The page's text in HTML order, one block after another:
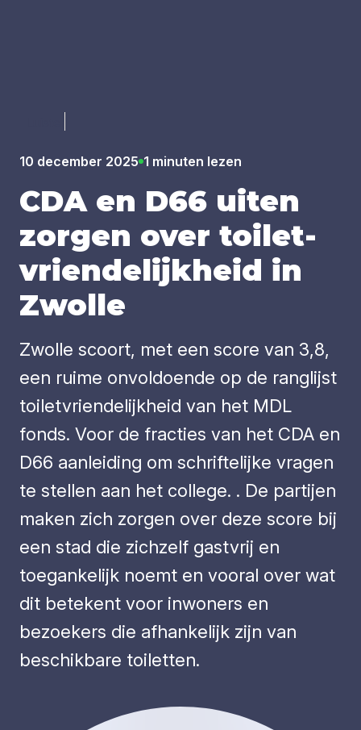
10 december 2025 1 minuten lezen
CDAen D66 uiten
zor­gen over toi­let­
vrien­de­lijk­heid in
Zwol­le
Zwolle scoort, met een score van 3,8,
een ruime onvoldoende op de ranglijst
toiletvriendelijkheid van het MDL
fonds. Voor de fracties van het CDA en
D66 aanleiding om schriftelijke vragen
te stellen aan het college. . De partijen
maken zich zorgen over deze score bij
een stad die zichzelf gastvrij en
toegankelijk noemt en vooral over wat
dit betekent voor inwoners en
bezoekers die afhankelijk zijn van
beschikbare toiletten.